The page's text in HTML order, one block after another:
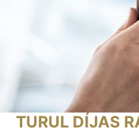
TURUL DÍJAS